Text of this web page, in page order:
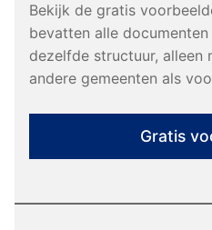
Bekijk de gratis
bevatten alle
dezelfde structuur, alleen
andere gemeenten als
Gratis